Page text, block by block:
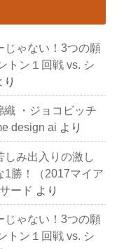
じゃない！3つの願
トン１回戦 vs. シ
り
・ジョコビッチ
design ai より
しみ出入りの激し
1勝！（2017マイア
ード より
じゃない！3つの願
トン１回戦 vs. シ